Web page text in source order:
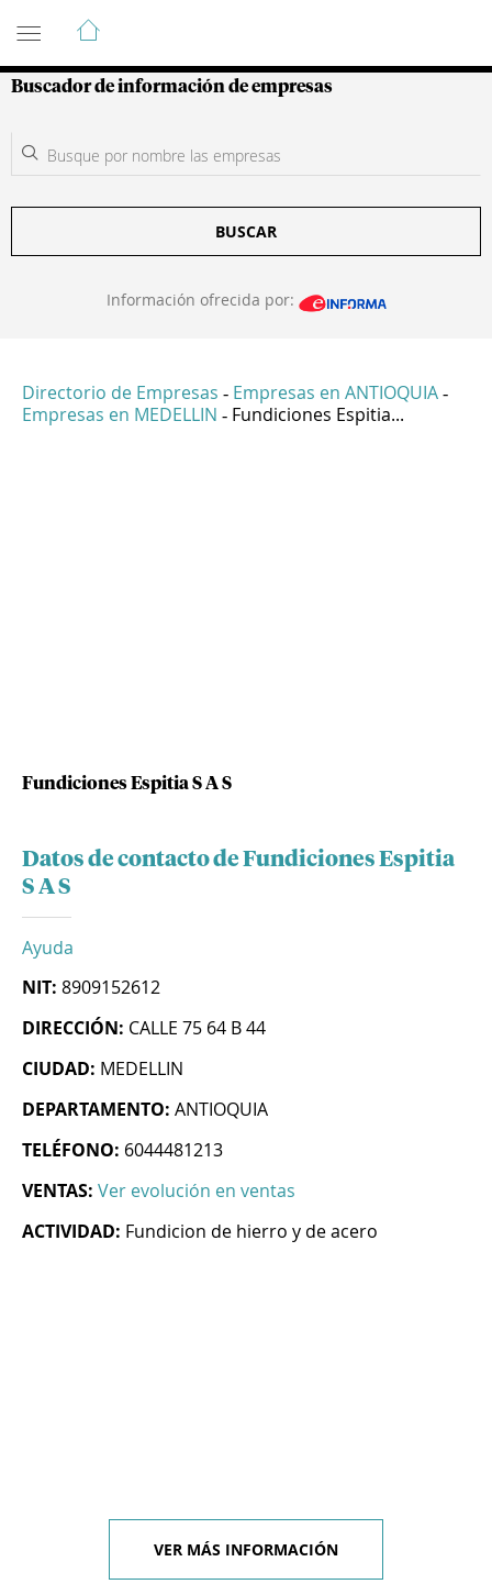
Guía de Empresas Colombianas
Buscador de información de empresas
BUSCAR
Información ofrecida por:
Directorio de Empresas - Empresas en ANTIOQUIA -
Empresas en MEDELLIN - Fundiciones Espitia...
Fundiciones Espitia S A S
Datos de contacto de Fundiciones Espitia
S A S
Ayuda
NIT: 8909152612
DIRECCIÓN: CALLE 75 64 B 44
CIUDAD: MEDELLIN
DEPARTAMENTO: ANTIOQUIA
TELÉFONO: 6044481213
VENTAS: Ver evolución en ventas
ACTIVIDAD: Fundicion de hierro y de acero
VER MÁS INFORMACIÓN